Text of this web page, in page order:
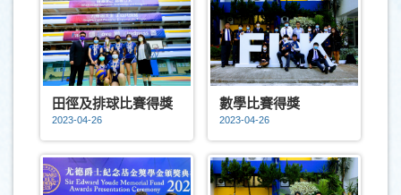
田徑及排球比賽得獎
2023-04-26
數學比賽得獎
2023-04-26